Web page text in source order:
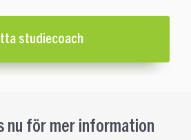
studiecoach
nu för mer information